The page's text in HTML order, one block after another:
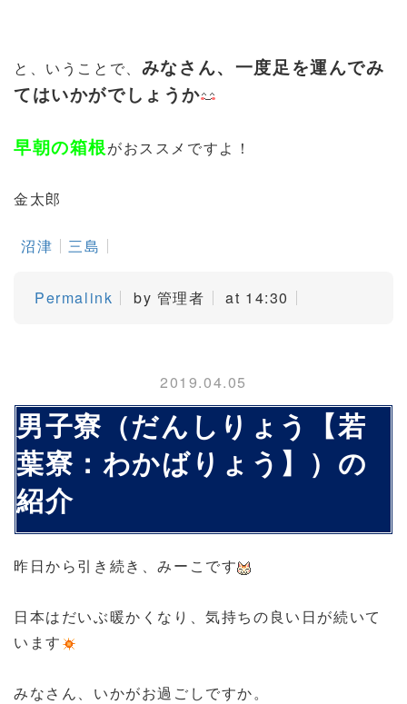
と、いうことで、 みなさん、一度足を運んでみ
てはいかがでしょうか
早朝の箱根がおススメですよ！
金太郎
沼津 三島
Permalink by 管理者 at 14:30
2019.04.05
男子寮（だんしりょう【若
葉寮：わかばりょう】）の
紹介
昨日から引き続き、みーこです
日本はだいぶ暖かくなり、気持ちの良い日が続いて
います
みなさん、いかがお過ごしですか。